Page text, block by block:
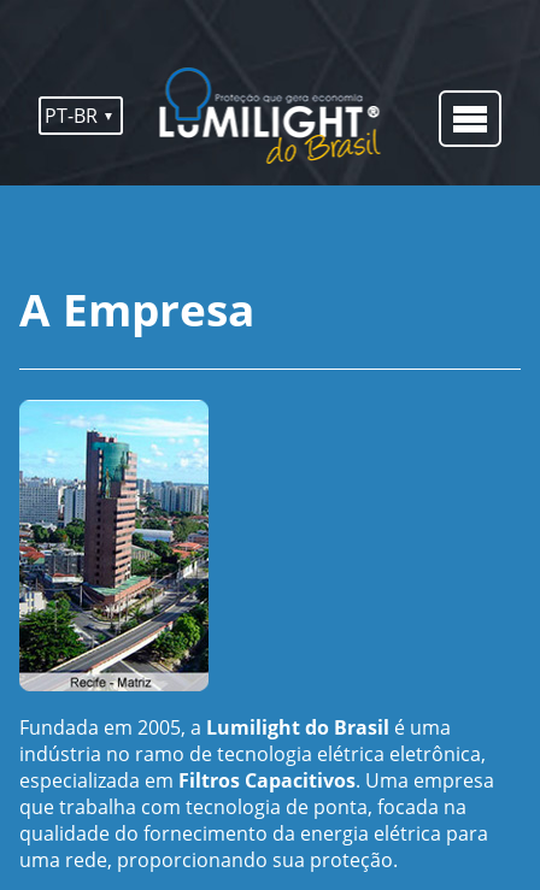
PT-BR
A Empresa
Fundada em 2005, a Lumilight do Brasil é uma
indústria no ramo de tecnologia elétrica eletrônica,
especializada em Filtros Capacitivos. Uma empresa
que trabalha com tecnologia de ponta, focada na
qualidade do fornecimento da energia elétrica para
uma rede, proporcionando sua proteção.